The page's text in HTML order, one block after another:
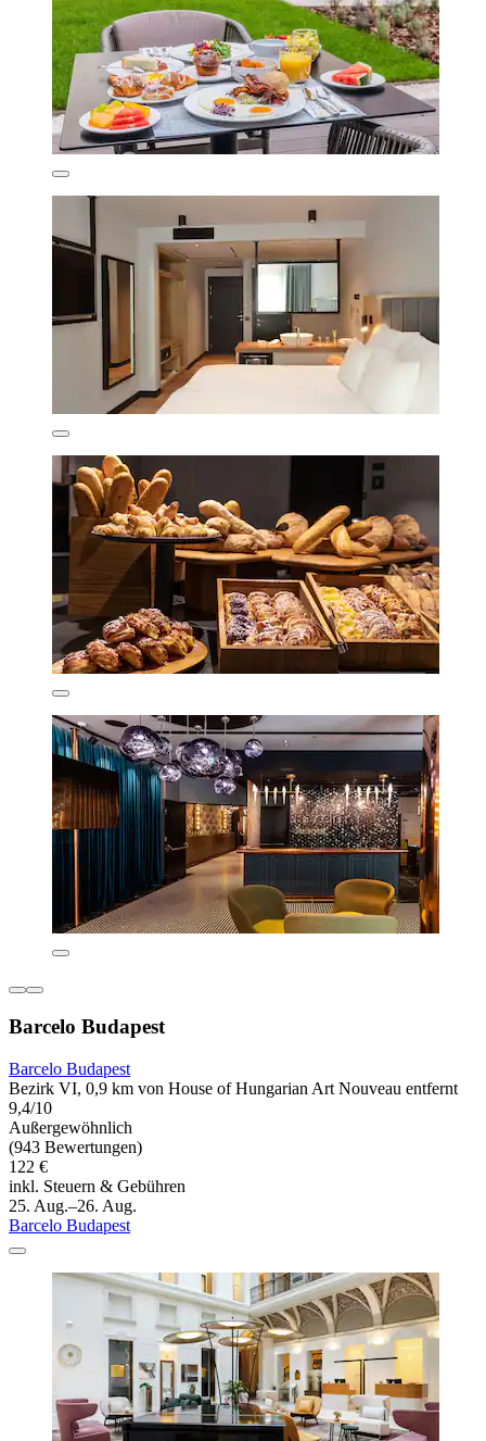
Barcelo Budapest
Barcelo Budapest
Bezirk VI, 0,9 km von House of Hungarian Art Nouveau entfernt
9,4/10
Außergewöhnlich
(943 Bewertungen)
122 €
inkl. Steuern & Gebühren
25. Aug.–26. Aug.
Barcelo Budapest